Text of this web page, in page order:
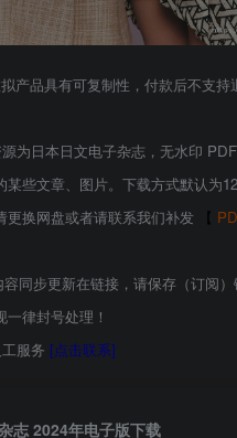
产品具有可复制性，付款后不支持
源为日本日文电子杂志，无水印
某些文章、图片。下载方式默认为
更换网盘或者请联系我们补发
【
容同步更新在链接，请保存（订阅）
律封号处理！
服务 [点击联系]
志 2024年电子版下载